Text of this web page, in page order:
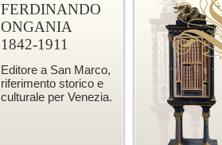
FERDINANDO
ONGANIA
1842-1911
Editore a San Marco,
riferimento storico e
culturale per Venezia.